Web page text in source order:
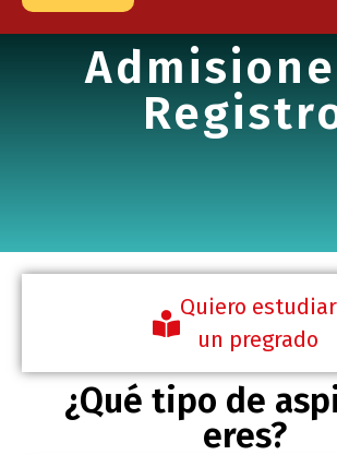
Quiero estudiar
un pregrado
¿Qué tipo de
eres?